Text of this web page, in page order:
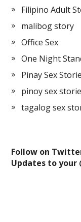
Filipino Adult
malibog story
Office Sex
One Night
Pinay Sex
pinoy sex
tagalog sex
Follow on
Updates to your